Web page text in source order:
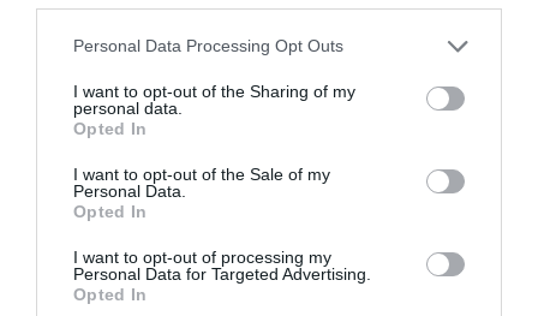
Personal Data Processing Opt Outs
I want to opt-out of the Sharing of my
personal data.
Opted In
I want to opt-out of the Sale of my
Personal Data.
Opted In
I want to opt-out of processing my
Personal Data for Targeted Advertising.
Opted In
„Google“ vartotojams siūlys
paskraidyti virtualiais
sraigtasparniais
Už saulės sistemos ribų
dar trys planetos